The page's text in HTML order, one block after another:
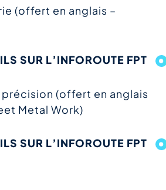
(offert en anglais –
SUR L’INFOROUTE FPT
précision (offert en anglais
Metal Work)
SUR L’INFOROUTE FPT